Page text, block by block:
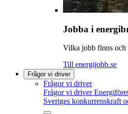
Jobba i
Vilka jobb finns och
Till energijobb.se
Frågor vi driver
Frågor vi driver
Frågor vi driver
Sveriges konkurrenskraft